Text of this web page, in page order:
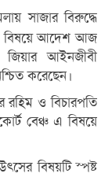
সাজার বিরুদ্ধে
বিষয়ে আদেশ আজ
জিয়ার আইনজীবী
করেছেন।
ও বিচারপতি
বেঞ্চ এ বিষয়ে
বিষয়টি স্পষ্ট